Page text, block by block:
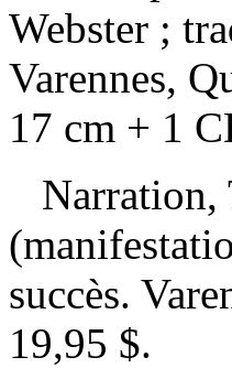
Webster ;
Varennes,
17 cm + 1
succès.
19,95 $.